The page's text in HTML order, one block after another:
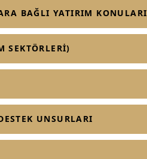
BAĞLI YATIRIM KONULARI
SEKTÖRLERİ)
UNSURLARI